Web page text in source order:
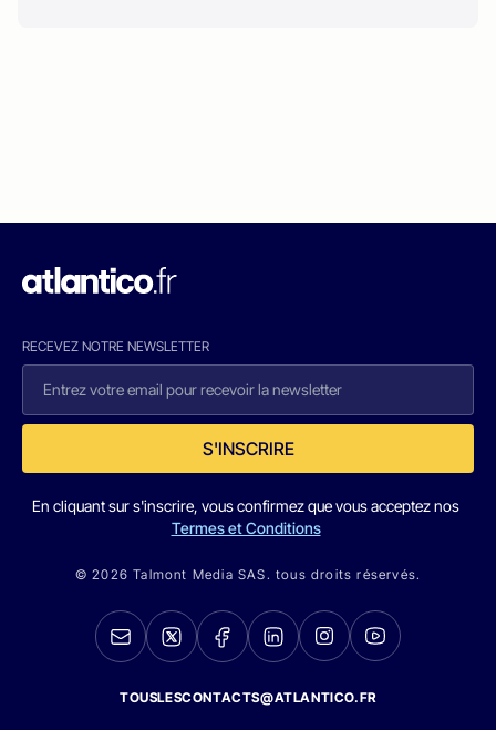
RECEVEZ NOTRE NEWSLETTER
S'INSCRIRE
En cliquant sur s'inscrire, vous confirmez que vous acceptez nos
Termes et Conditions
© 2026 Talmont Media SAS. tous droits réservés.
TOUSLESCONTACTS@ATLANTICO.FR